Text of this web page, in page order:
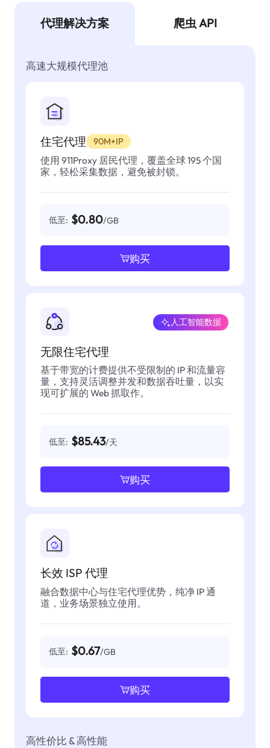
代理解决方案 爬虫 API
高速大规模代理池
住宅代理 90M+IP
使用 911Proxy 居民代理，覆盖全球 195 个国
家，轻松采集数据，避免被封锁。
低至: $0.80/GB
购买
无限住宅代理
人工智能数据
基于带宽的计费提供不受限制的 IP 和流量容
量，支持灵活调整并发和数据吞吐量，以实
现可扩展的 Web 抓取作。
低至: $85.43/天
购买
长效 ISP 代理
融合数据中心与住宅代理优势，纯净 IP 通
道，业务场景独立使用。
低至: $0.67/GB
购买
高性价比 & 高性能